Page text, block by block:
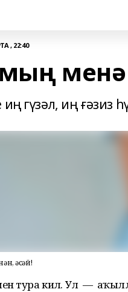
, 22:40
иң гүзәл, иң
әсәй!
тура килә. Ул —